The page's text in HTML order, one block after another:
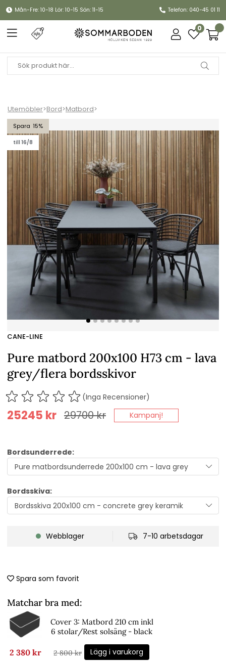
Mån-Fre: 10-18 Lör: 10-15 Sön: 11-15 Telefon: 040-45 01 11
0
Utemöbler>Bord>Matbord>
15
till 16/8
Pure matbord 200x100 H73 cm - lava grey/flera bordsskivor
CANE-LINE
Pure matbord 200x100 H73 cm - lava
grey/flera bordsskivor
(Inga Recensioner)
29700kr
25245 kr Kampanj!
Bordsunderrede:
Bordsskiva:
Webblager 7-10 arbetsdagar
Spara som favorit
Matchar bra med:
Cover 3: Matbord 210 cm inkl
6 stolar/Rest solsäng - black
2 380 kr 2 800 kr Lägg i varukorg